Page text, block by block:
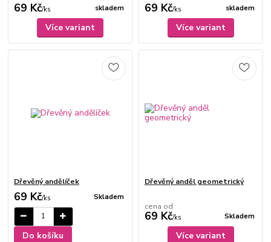
69 Kč/ks skladem
Více variant
69 Kč/ks skladem
Více variant
Dřevěný andělíček
69 Kč/ks Skladem
Do košíku
Dřevěný anděl geometrický
cena od
69 Kč/ks Skladem
Více variant